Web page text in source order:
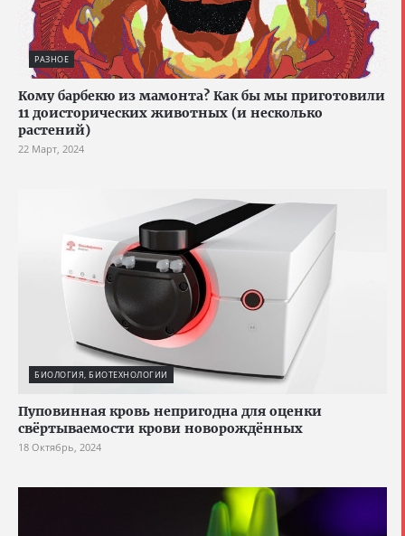
РАЗНОЕ
Кому барбекю из мамонта? Как бы мы приготовили
11 доисторических животных (и несколько
растений)
22 Март, 2024
БИОЛОГИЯ, БИОТЕХНОЛОГИИ
Пуповинная кровь непригодна для оценки
свёртываемости крови новорождённых
18 Октябрь, 2024